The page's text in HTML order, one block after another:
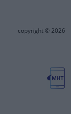
copyright © 2026